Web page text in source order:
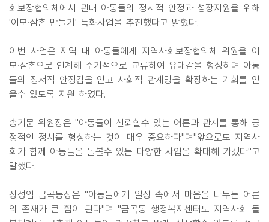
회보장협의체에서 관내 아동들의 정서적 안정과 성장지원을 위해
'이모·삼촌 만들기' 특화사업을 추진했다고 밝혔다.
이번 사업은 지역 내 아동들에게 지역사회보장협의체 위원을 이
모·삼촌으로 연계해 주기적으로 교류하여 유대감을 형성하며 아동
들의 정서적 안정감을 얻고 사회적 관계망을 확장하는 기회를 얻
을수 있도록 지원 하였다.
송기문 위원장은 "아동들이 신뢰할수 있는 어른과 관계를 통해 긍
정적인 정서를 형성하는 것이 매우 중요하다"며"앞으로도 지역사
회가 함께 아동들을 돌볼수 있는 다양한 사업을 확대해 가겠다"고
말했다.
장성임 금곡동장은 "아동들에게 일상 속에서 마음을 나누는 어른
의 존재가 큰 힘이 된다"며 "금곡동 행정복지센터도 지역사회 돌